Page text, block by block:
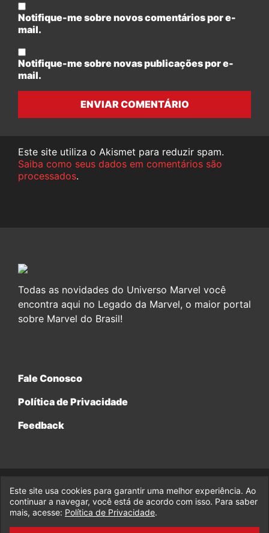
Notifique-me sobre novos comentários por e-
mail.
Notifique-me sobre novas publicações por e-
mail.
ENVIAR COMENTÁRIO
Este site utiliza o Akismet para reduzir spam.
Saiba como seus dados em comentários são
processados.
Todas as novidades do Universo Marvel você
encontra aqui no Legado da Marvel, o maior portal
sobre Marvel do Brasil!
Fale Conosco
Política de Privacidade
Feedback
© 2017-2026 Legado da Marvel, uma empresa da Legado
Enterprises.
fabiolobo
Este site usa cookies para garantir uma melhor experiência. Ao
continuar a navegar, você está de acordo com isso. Para saber
mais, acesse: Política de Privacidade.